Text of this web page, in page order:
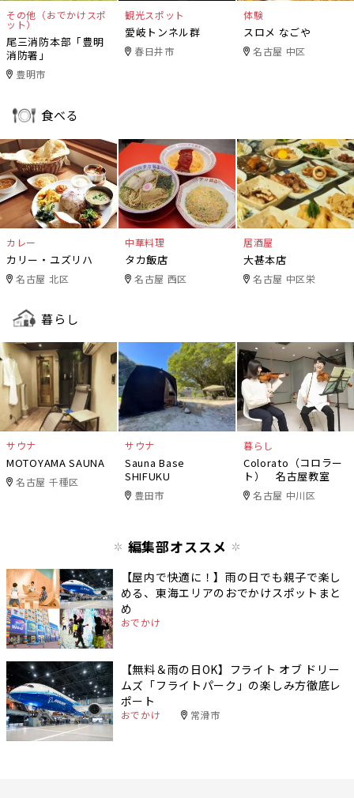
その他（おでかけスポ
ット）
尾三消防本部「豊明
消防署」
豊明市
観光スポット
愛岐トンネル群
春日井市
体験
スロメ なごや
名古屋 中区
食べる
カレー
カリー・ユズリハ
名古屋 北区
中華料理
タカ飯店
名古屋 西区
居酒屋
大甚本店
名古屋 中区栄
暮らし
サウナ
MOTOYAMA SAUNA
名古屋 千種区
サウナ
Sauna Base
SHIFUKU
豊田市
暮らし
Colorato（コロラー
ト） 名古屋教室
名古屋 中川区
編集部オススメ
【屋内で快適に！】雨の日でも親子で楽し
める、東海エリアのおでかけスポットまと
め
おでかけ
【無料＆雨の日OK】フライト オブ ドリー
ムズ「フライトパーク」の楽しみ方徹底レ
ポート
おでかけ 常滑市